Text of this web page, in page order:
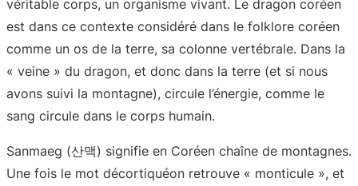
véritable corps, un organisme vivant. Le dragon coréen
est dans ce contexte considéré dans le folklore coréen
comme un os de la terre, sa colonne vertébrale. Dans la
« veine » du dragon, et donc dans la terre (et si nous
avons suivi la montagne), circule l’énergie, comme le
sang circule dans le corps humain.
Sanmaeg (산맥) signifie en Coréen chaîne de montagnes.
Une fois le mot décortiquéon retrouve « monticule », et